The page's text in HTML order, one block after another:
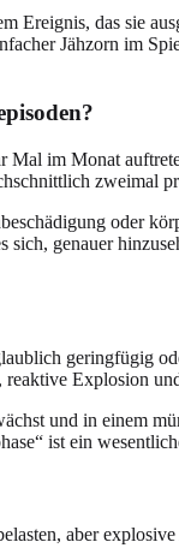
das sie
Jähzorn im
im Monat
zweimal
oder
genauer
geringfügig
Explosion
und in einem
ist ein
aber